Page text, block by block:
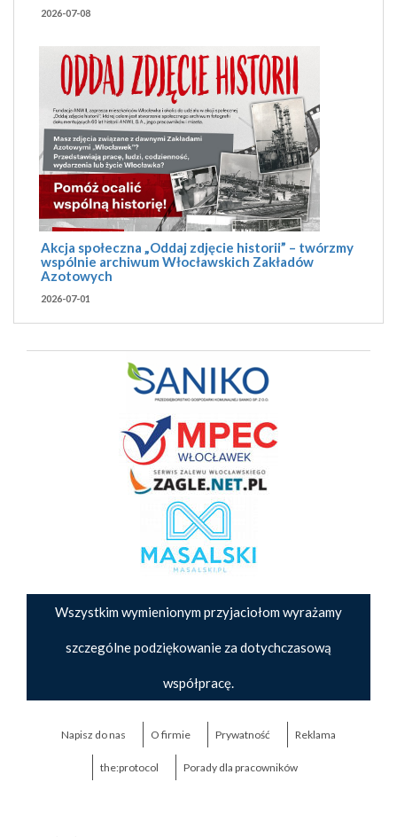
2026-07-08
Akcja społeczna „Oddaj zdjęcie historii” – twórzmy
wspólnie archiwum Włocławskich Zakładów
Azotowych
2026-07-01
Wszystkim wymienionym przyjaciołom wyrażamy
szczególne podziękowanie za dotychczasową
współpracę.
Napisz do nas O firmie Prywatność Reklama
the:protocol Porady dla pracowników